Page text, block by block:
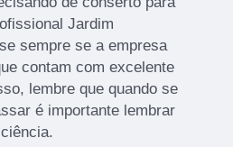
Jardim
sempre se a empresa
contam com excelente
lembre que quando se
é importante lembrar